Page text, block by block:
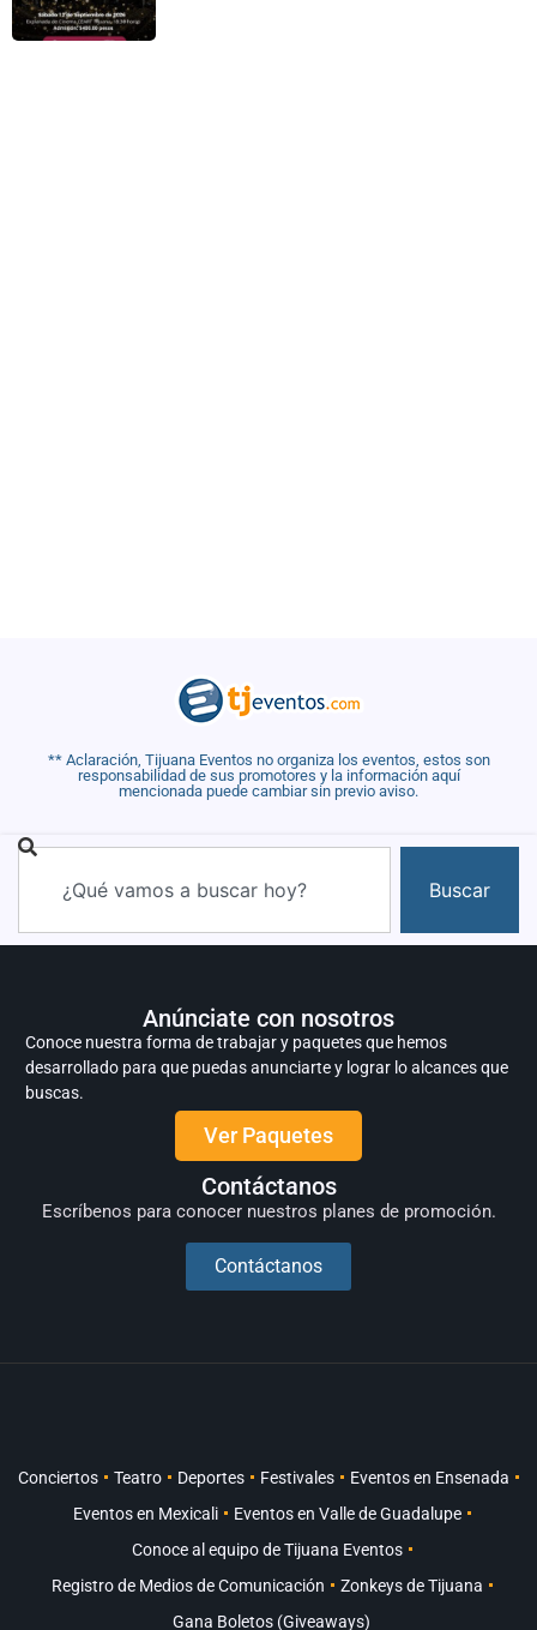
** Aclaración, Tijuana Eventos no organiza los eventos, estos son
responsabilidad de sus promotores y la información aquí
mencionada puede cambiar sin previo aviso.
Buscar
Anúnciate con nosotros
Conoce nuestra forma de trabajar y paquetes que hemos
desarrollado para que puedas anunciarte y lograr lo alcances que
buscas.
Ver Paquetes
Contáctanos
Escríbenos para conocer nuestros planes de promoción.
Contáctanos
Conciertos Teatro Deportes Festivales
Eventos en Ensenada
Eventos en Mexicali
Eventos en Valle de Guadalupe
Conoce al equipo de Tijuana Eventos
Registro de Medios de Comunicación
Zonkeys de Tijuana
Gana Boletos (Giveaways)